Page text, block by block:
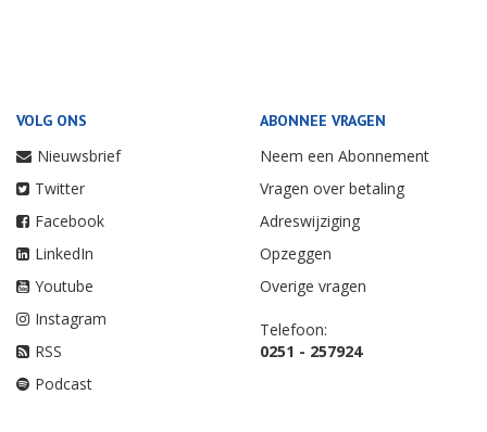
VOLG ONS
Nieuwsbrief
Twitter
Facebook
LinkedIn
Youtube
Instagram
RSS
Podcast
ABONNEE VRAGEN
Neem een Abonnement
Vragen over betaling
Adreswijziging
Opzeggen
Overige vragen
Telefoon:
0251 - 257924